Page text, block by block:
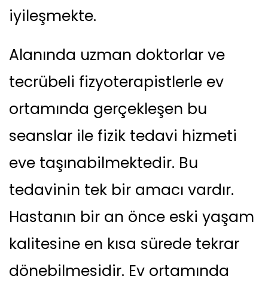
iyileşmekte.
Alanında uzman doktorlar ve
tecrübeli fizyoterapistlerle ev
ortamında gerçekleşen bu
seanslar ile fizik tedavi hizmeti
eve taşınabilmektedir. Bu
tedavinin tek bir amacı vardır.
Hastanın bir an önce eski yaşam
kalitesine en kısa sürede tekrar
dönebilmesidir. Ev ortamında